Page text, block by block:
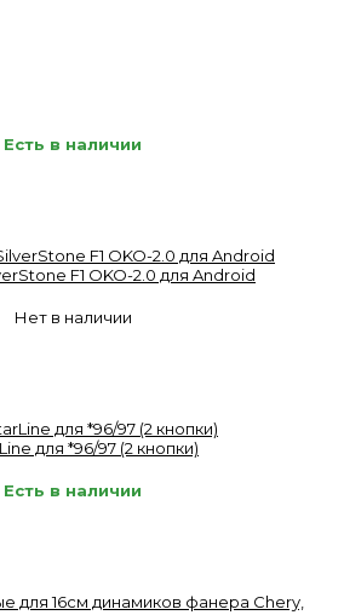
Есть в наличии
F1 OKO-2.0 для Android
Нет в наличии
для *96/97 (2 кнопки)
Есть в наличии